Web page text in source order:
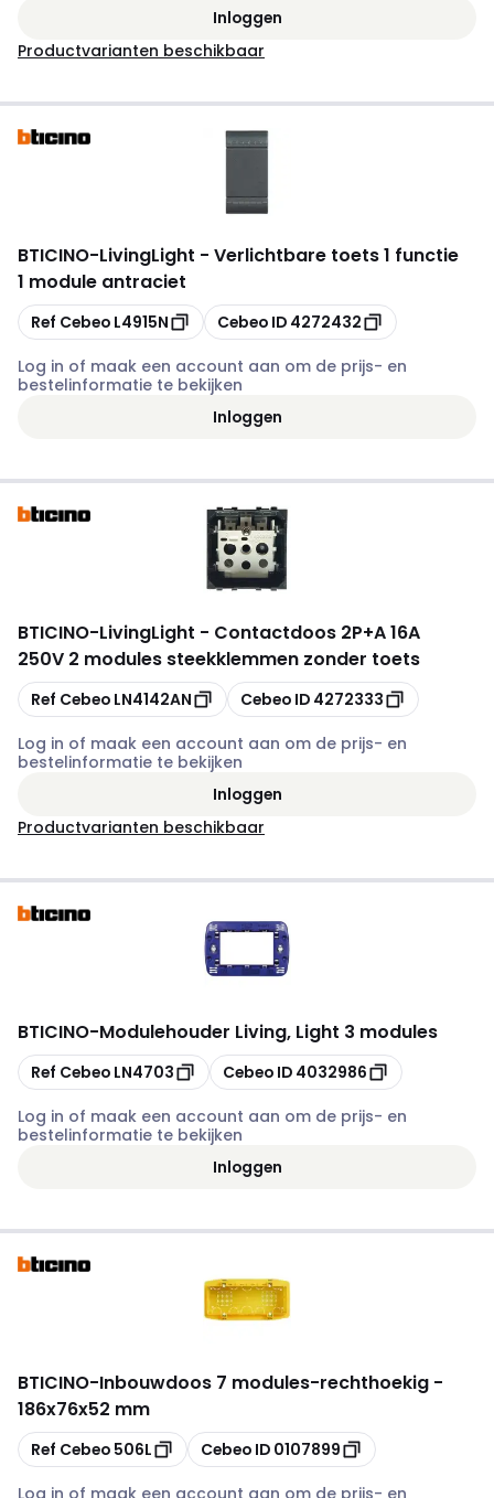
Inloggen
Productvarianten beschikbaar
BTICINO-LivingLight - Verlichtbare toets 1 functie
1 module antraciet
Kopiëren
Ref Cebeo L4915N Kopiëren
Cebeo ID 4272432
Log in of maak een account aan om de prijs- en
bestelinformatie te bekijken
Inloggen
BTICINO-LivingLight - Contactdoos 2P+A 16A
250V 2 modules steekklemmen zonder toets
Kopiëren
Ref Cebeo LN4142AN Kopiëren
Cebeo ID 4272333
Log in of maak een account aan om de prijs- en
bestelinformatie te bekijken
Inloggen
Productvarianten beschikbaar
BTICINO-Modulehouder Living, Light 3 modules
Kopiëren
Ref Cebeo LN4703 Kopiëren
Cebeo ID 4032986
Log in of maak een account aan om de prijs- en
bestelinformatie te bekijken
Inloggen
BTICINO-Inbouwdoos 7 modules-rechthoekig -
186x76x52 mm
Kopiëren
Ref Cebeo 506L Kopiëren
Cebeo ID 0107899
Log in of maak een account aan om de prijs- en